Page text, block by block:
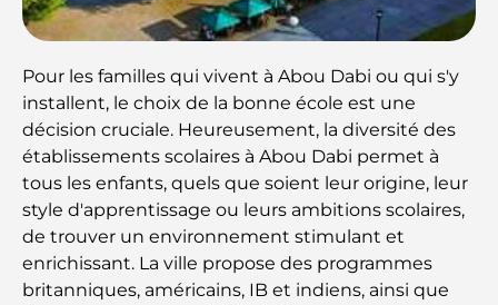
Pour les familles qui vivent à Abou Dabi ou qui s'y
installent, le choix de la bonne école est une
décision cruciale. Heureusement, la diversité des
établissements scolaires à Abou Dabi permet à
tous les enfants, quels que soient leur origine, leur
style d'apprentissage ou leurs ambitions scolaires,
de trouver un environnement stimulant et
enrichissant. La ville propose des programmes
britanniques, américains, IB et indiens, ainsi que